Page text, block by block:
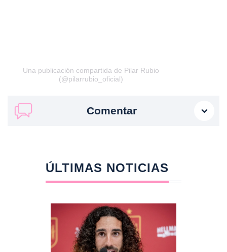
Una publicación compartida de Pilar Rubio
(@pilarrubio_oficial)
Comentar
ÚLTIMAS NOTICIAS